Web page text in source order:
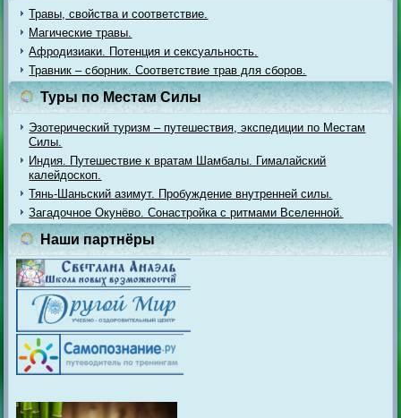
Травы, свойства и соответствие.
Магические травы.
Афродизиаки. Потенция и сексуальность.
Травник – сборник. Соответствие трав для сборов.
Туры по Местам Силы
Эзотерический туризм – путешествия, экспедиции по Местам
Силы.
Индия. Путешествие к вратам Шамбалы. Гималайский
калейдоскоп.
Тянь-Шаньский азимут. Пробуждение внутренней силы.
Загадочное Окунёво. Сонастройка с ритмами Вселенной.
Наши партнёры